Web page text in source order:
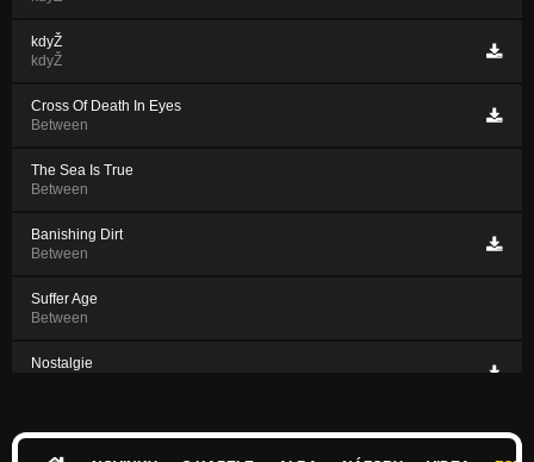
kdyŽ
kdyŽ
Cross Of Death In Eyes
Between
The Sea Is True
Between
Banishing Dirt
Between
Suffer Age
Between
Nostalgie